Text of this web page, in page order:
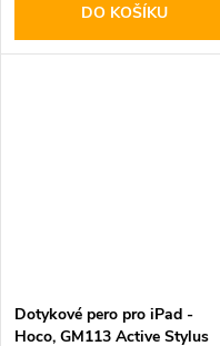
DO KOŠÍKU
Dotykové pero pro iPad -
Hoco, GM113 Active Stylus